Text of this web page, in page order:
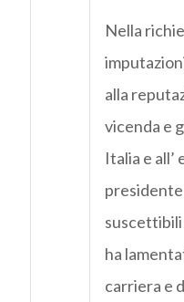
Nella
alla
vicenda e
Italia e
presidente
suscettibili
ha
carriera e